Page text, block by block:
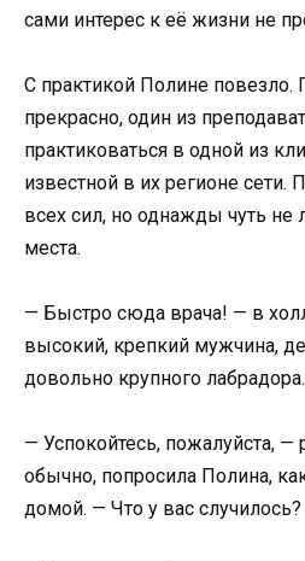
сами интерес к её жизни не
С практикой Полине повезло.
прекрасно, один из
практиковаться в одной из
известной в их регионе сети.
всех сил, но однажды чуть не
места.
— Быстро сюда врача! — в
высокий, крепкий мужчина,
довольно крупного лабрадора.
— Успокойтесь, пожалуйста,
обычно, попросила Полина,
домой. — Что у вас случилось?